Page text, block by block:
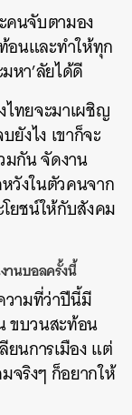
คนจับตามอง
อนและทำให้ทุก
หา’ลัยได้ดี
ไทยจะมาเผชิญ
งไง เขาก็จะ
มกัน จัดงาน
วังในตัวคนจาก
ยชน์ให้กับสังคม
านบอลครั้งนี้
วามที่ว่าปีนี้มี
ขบวนสะท้อน
ยนการเมือง แต่
ริงๆ ก็อยากให้